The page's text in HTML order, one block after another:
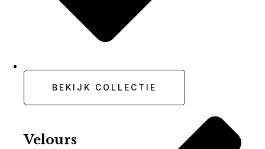
BEKIJK COLLECTIE
Velours